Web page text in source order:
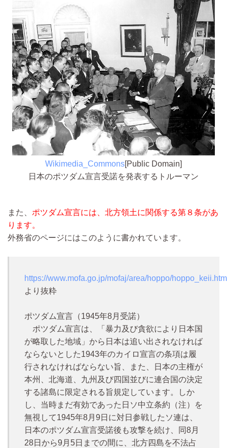
Wikimedia_Commons[Public Domain]
日本のポツダム宣言受諾を発表するトルーマン
また、 ポツダム宣言には、北方領土に関係する第８条があ
ります。
外務省のページにはこのように書かれています。
https://www.mofa.go.jp/mofaj/area/hoppo/
より抜粋
ポツダム宣言（1945年8月受諾）
ポツダム宣言は、「暴力及び貪欲により日本国
が略取した地域」から日本は追い出されなければ
ならないとした1943年のカイロ宣言の条項は履
行されなければならない旨、また、日本の主権が
本州、北海道、九州及び四国並びに連合国の決定
する諸島に限定される旨規定しています。しか
し、当時まだ有効であった日ソ中立条約（注）を
無視して1945年8月9日に対日参戦したソ連は、
日本のポツダム宣言受諾後も攻撃を続け、同8月
28日から9月5日までの間に、北方四島を不法占